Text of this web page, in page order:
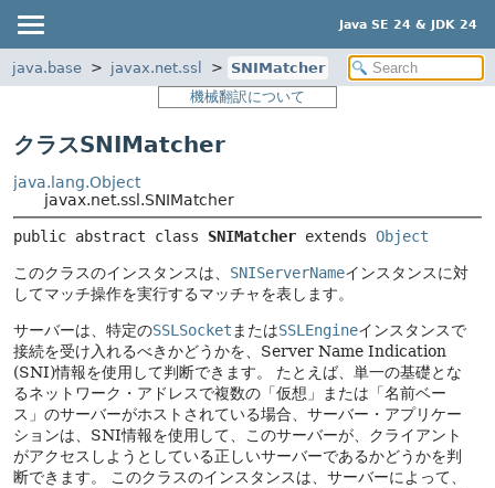
Java SE 24 & JDK 24
java.base javax.net.ssl
SNIMatcher
機械翻訳について
クラスSNIMatcher
java.lang.Object
javax.net.ssl.SNIMatcher
public abstract class SNIMatcher extends Object
このクラスのインスタンスは、 SNIServerNameインスタンスに対
してマッチ操作を実行するマッチャを表します。
サーバーは、特定のSSLSocket またはSSLEngineインスタンスで
接続を受け入れるべきかどうかを、Server Name Indication
(SNI)情報を使用して判断できます。
たとえば、単一の基礎とな
るネットワーク・アドレスで複数の「仮想」または「名前ベー
ス」のサーバーがホストされている場合、サーバー・アプリケー
ションは、SNI情報を使用して、このサーバーが、クライアント
がアクセスしようとしている正しいサーバーであるかどうかを判
断できます。
このクラスのインスタンスは、サーバーによって、